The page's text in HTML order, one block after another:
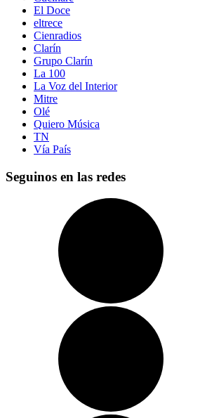
El Doce
eltrece
Cienradios
Clarín
Grupo Clarín
La 100
La Voz del Interior
Mitre
Olé
Quiero Música
TN
Vía País
Seguinos en las redes